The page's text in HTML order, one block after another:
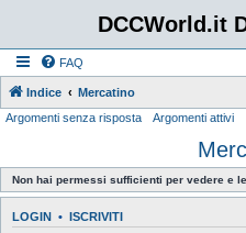
DCCWorld.it
FAQ
Indice Mercatino
Argomenti senza risposta Argomenti attivi
Non hai permessi sufficienti per vedere e
LOGIN • ISCRIVITI